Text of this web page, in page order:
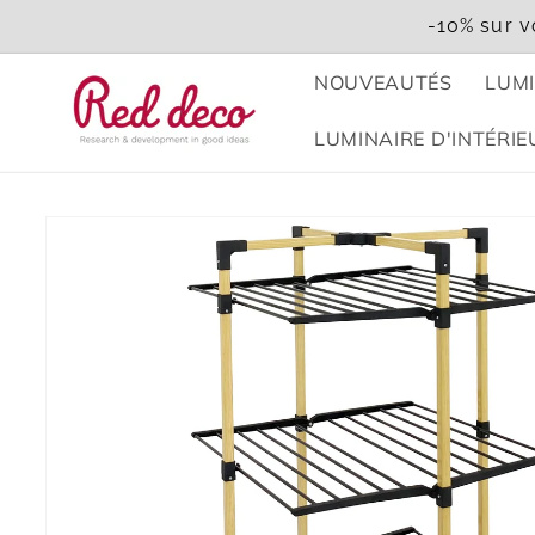
au
contenu
-10% sur
NOUVEAUTÉS
LUMINAIRE
informations